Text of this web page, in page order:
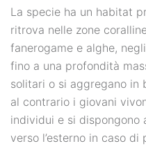
La specie ha un habitat
ritrova nelle zone
fanerogame e alghe,
fino a una profondità
solitari o si aggregano in
al contrario i giovani
individui e si
verso l’esterno in caso di